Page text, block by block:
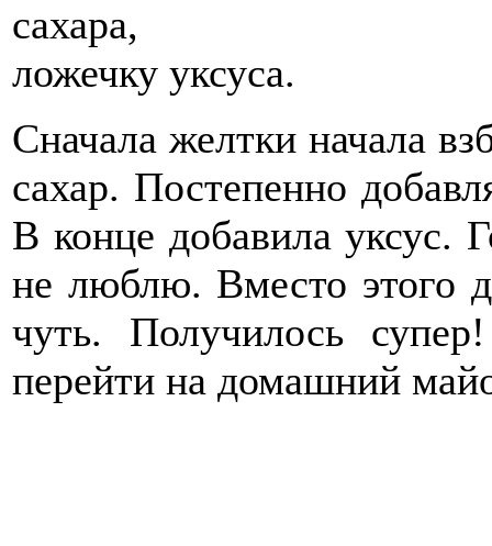
сахара,
ложечку уксуса.
Сначала желтки начала
сахар. Постепенно
В конце добавила уксус.
не люблю. Вместо этого
чуть. Получилось
перейти на домашний